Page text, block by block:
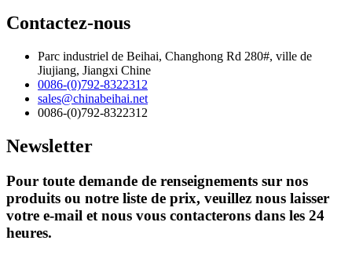
Contactez-nous
Parc industriel de Beihai, Changhong Rd 280#, ville de
Jiujiang, Jiangxi Chine
0086-(0)792-8322312
sales@chinabeihai.net
0086-(0)792-8322312
Newsletter
Pour toute demande de renseignements sur nos
produits ou notre liste de prix, veuillez nous laisser
votre e-mail et nous vous contacterons dans les 24
heures.